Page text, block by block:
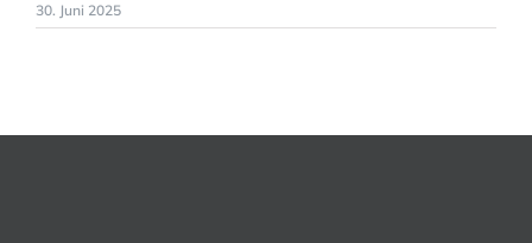
30. Juni 2025